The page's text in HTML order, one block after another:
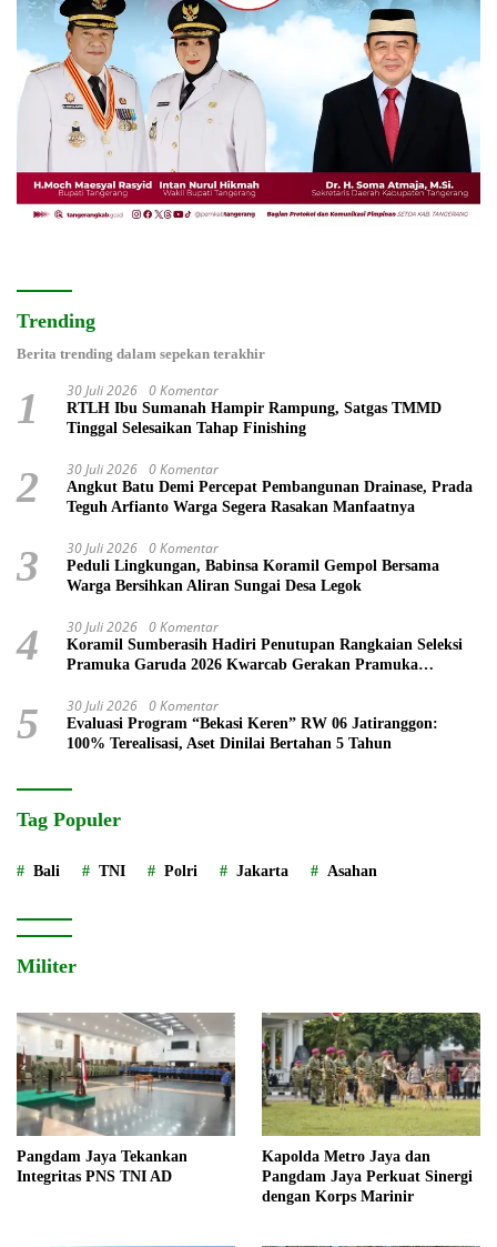
Trending
Berita trending dalam sepekan terakhir
1 30 Juli 2026 0 Komentar
RTLH Ibu Sumanah Hampir Rampung, Satgas TMMD
Tinggal Selesaikan Tahap Finishing
2 30 Juli 2026 0 Komentar
Angkut Batu Demi Percepat Pembangunan Drainase, Prada
Teguh Arfianto Warga Segera Rasakan Manfaatnya
3 30 Juli 2026 0 Komentar
Peduli Lingkungan, Babinsa Koramil Gempol Bersama
Warga Bersihkan Aliran Sungai Desa Legok
4 30 Juli 2026 0 Komentar
Koramil Sumberasih Hadiri Penutupan Rangkaian Seleksi
Pramuka Garuda 2026 Kwarcab Gerakan Pramuka
5 30 Juli 2026 0 Komentar
Evaluasi Program “Bekasi Keren” RW 06 Jatiranggon:
100% Terealisasi, Aset Dinilai Bertahan 5 Tahun
Tag Populer
Bali TNI Polri Jakarta Asahan
Militer
Pangdam Jaya Tekankan
Integritas PNS TNI AD
Kapolda Metro Jaya dan
Pangdam Jaya Perkuat Sinergi
dengan Korps Marinir